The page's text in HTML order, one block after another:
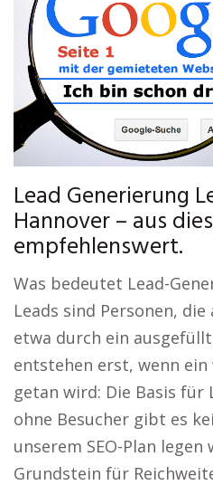
Lead Generierung
Hannover – aus
empfehlenswert.
Was bedeutet Lead-
Leads sind Personen,
etwa durch ein
entstehen erst, wenn
getan wird: Die Basis für
ohne Besucher gibt es
unserem SEO-Plan
Grundstein für